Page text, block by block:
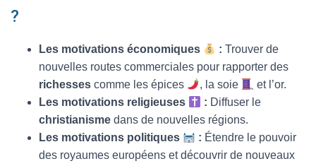
?
Les motivations économiques : Trouver de
nouvelles routes commerciales pour rapporter des
richesses comme les épices , la soie
et l’or.
Les motivations religieuses
: Diffuser le
christianisme dans de nouvelles régions.
Les motivations politiques
: Étendre le pouvoir
des royaumes européens et découvrir de nouveaux